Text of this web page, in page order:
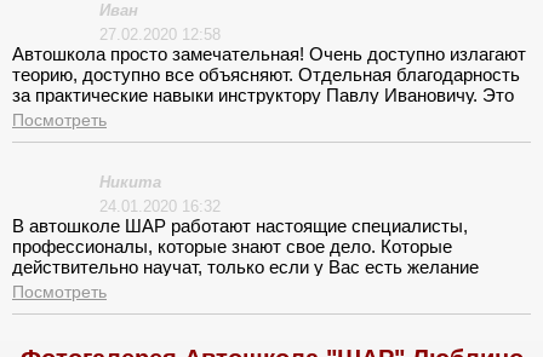
Иван
27.02.2020 12:58
Автошкола просто замечательная! Очень доступно излагают
теорию, доступно все объясняют. Отдельная благодарность
за практические навыки инструктору Павлу Ивановичу. Это
инструктор, который действительно научит вас управлять
автомобилем. Очень терпеливый и приятный, объясняет
нуля, поборол страх езды в городе. Обучением в автошколе
ШАР доволен, рекомендую всем.
Посмотреть
Никита
24.01.2020 16:32
В автошколе ШАР работают настоящие специалисты,
профессионалы, которые знают свое дело. Которые
действительно научат, только если у Вас есть желание
учится. Высокий уровень обучения не только теории, но и
вождения. Очень благодарен своему инструктору Дмитрию
объяснение. Этот человек находит подход к каждому.
Посмотреть